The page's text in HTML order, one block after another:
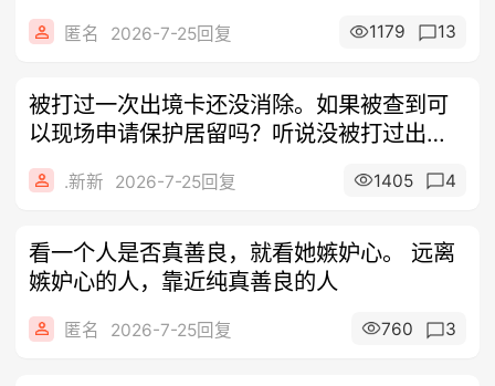
匿名 2026-7-25回复 1179 13
被打过一次出境卡还没消除。如果被查到可
以现场申请保护居留吗？听说没被打过出境
卡的
.新新 2026-7-25回复 1405 4
看一个人是否真善良，就看她嫉妒心。 远离
嫉妒心的人，靠近纯真善良的人
匿名 2026-7-25回复 760 3